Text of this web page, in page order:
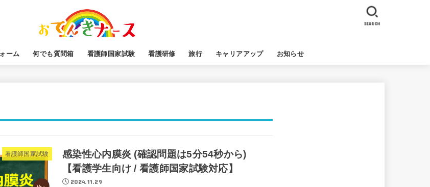
ーム 何でも質問箱 看護師国家試験 看護研修 旅行 キャリアアップ お知らせ
SEARCH
看護師国家試験
感染性心内膜炎 (確認問題は5分54秒から)
【看護学生向け / 看護師国家試験対応】
2024.11.29